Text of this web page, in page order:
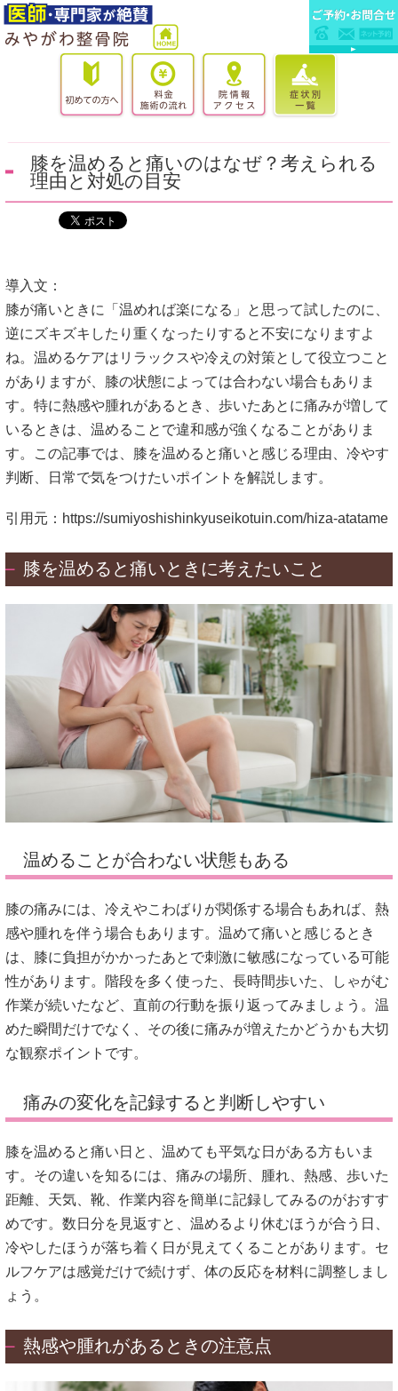
膝を温めると痛いのはなぜ？考えられる
理由と対処の目安
導入文：
膝が痛いときに「温めれば楽になる」と思って試したのに、
逆にズキズキしたり重くなったりすると不安になりますよ
ね。温めるケアはリラックスや冷えの対策として役立つこと
がありますが、膝の状態によっては合わない場合もありま
す。特に熱感や腫れがあるとき、歩いたあとに痛みが増して
いるときは、温めることで違和感が強くなることがありま
す。この記事では、膝を温めると痛いと感じる理由、冷やす
判断、日常で気をつけたいポイントを解説します。
引用元： https://sumiyoshishinkyuseikotuin.com/hiza-atatame
膝を温めると痛いときに考えたいこと
温めることが合わない状態もある
膝の痛みには、冷えやこわばりが関係する場合もあれば、熱
感や腫れを伴う場合もあります。温めて痛いと感じるとき
は、膝に負担がかかったあとで刺激に敏感になっている可能
性があります。階段を多く使った、長時間歩いた、しゃがむ
作業が続いたなど、直前の行動を振り返ってみましょう。温
めた瞬間だけでなく、その後に痛みが増えたかどうかも大切
な観察ポイントです。
痛みの変化を記録すると判断しやすい
膝を温めると痛い日と、温めても平気な日がある方もいま
す。その違いを知るには、痛みの場所、腫れ、熱感、歩いた
距離、天気、靴、作業内容を簡単に記録してみるのがおすす
めです。数日分を見返すと、温めるより休むほうが合う日、
冷やしたほうが落ち着く日が見えてくることがあります。セ
ルフケアは感覚だけで続けず、体の反応を材料に調整しまし
ょう。
熱感や腫れがあるときの注意点